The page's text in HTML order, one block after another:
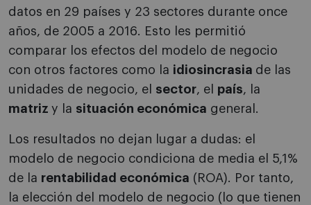
datos en 29 países y 23 sectores durante once
años, de 2005 a 2016. Esto les permitió
comparar los efectos del modelo de negocio
con otros factores como la idiosincrasia de las
unidades de negocio, el sector, el país, la
matriz y la situación económica general.
Los resultados no dejan lugar a dudas: el
modelo de negocio condiciona de media el 5,1%
de la rentabilidad económica (ROA). Por tanto,
la elección del modelo de negocio (lo que tienen